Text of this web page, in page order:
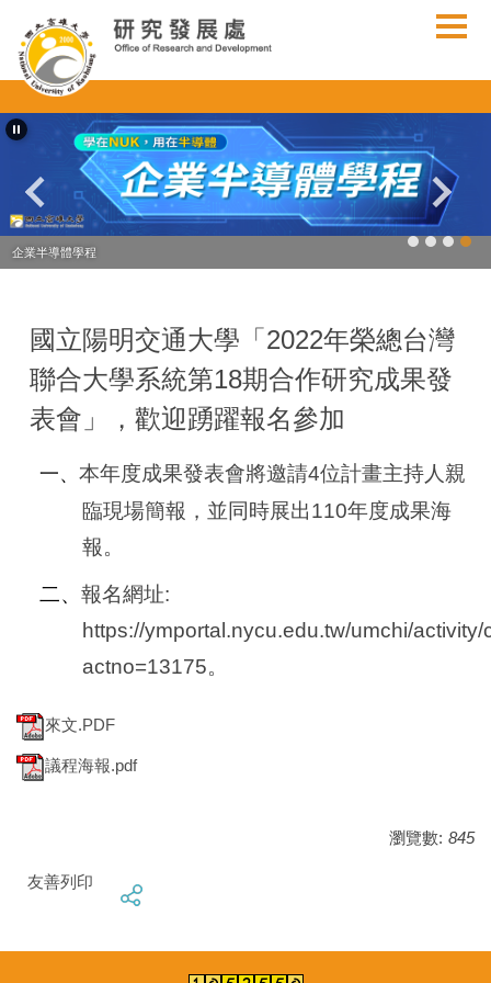
到
主
要
內
容
企業半導體學程
國立陽明交通大學「2022年榮總台灣
聯合大學系統第18期合作研究成果發
表會」，歡迎踴躍報名參加
一、 本年度成果發表會將邀請4位計畫主持人親
臨現場簡報，並同時展出110年度成果海
報。
二、 報名網址:
https://ymportal.nycu.edu.tw/umchi/
actno=13175。
來文.PDF
議程海報.pdf
瀏覽數: 845
友善列印